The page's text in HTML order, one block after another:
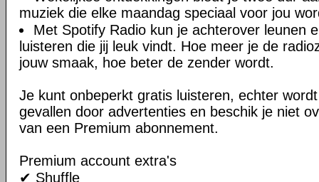
muziek die elke maandag speciaal voor jou
Met Spotify Radio kun je achterover leunen
luisteren die jij leuk vindt. Hoe meer je de
jouw smaak, hoe beter de zender wordt.
Je kunt onbeperkt gratis luisteren, echter
gevallen door advertenties en beschik je niet
van een Premium abonnement.
Premium account extra's
✔ Shuffle